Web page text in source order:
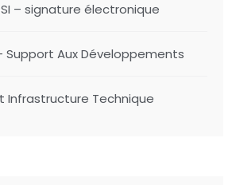
– signature électronique
Support Aux Développements
Infrastructure Technique